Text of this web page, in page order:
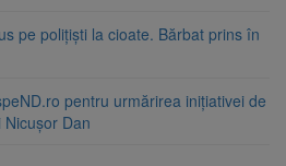
pe polițiști la cioate. Bărbat prins în
pentru urmărirea inițiativei de
Dan